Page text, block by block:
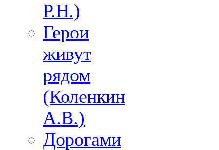
Р.Н.)
Герои
живут
рядом
(Коленкин
А.В.)
Дорогами